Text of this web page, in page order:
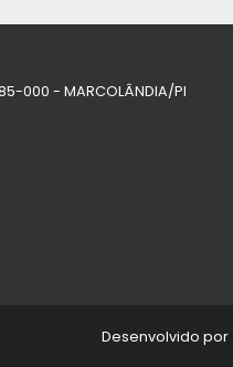
000 - MARCOLÂNDIA/PI
Desenvolvido por